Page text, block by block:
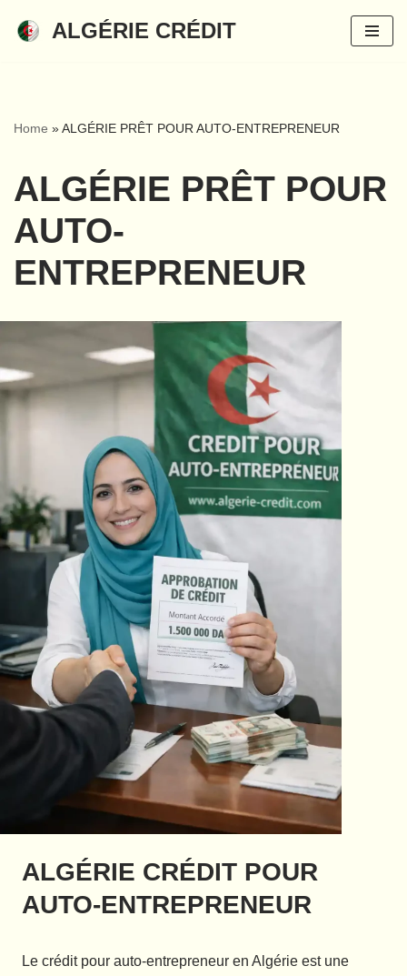
ALGÉRIE CRÉDIT
Home »ALGÉRIE PRÊT POUR AUTO-ENTREPRENEUR
ALGÉRIE PRÊT POUR
AUTO-
ENTREPRENEUR
ALGÉRIE CRÉDIT POUR
AUTO-ENTREPRENEUR
Le crédit pour auto-entrepreneur en Algérie est une